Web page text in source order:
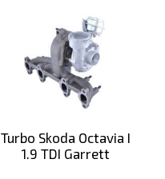
Turbo Skoda Octavia I
1.9 TDI Garrett